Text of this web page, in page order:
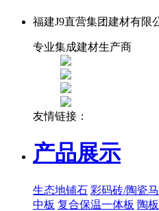
福建J9直营集团建材有限
专业集成建材生产商
友情链接：
产品展示
生态地铺石 彩码砖/陶瓷
中板 复合保温一体板 陶板